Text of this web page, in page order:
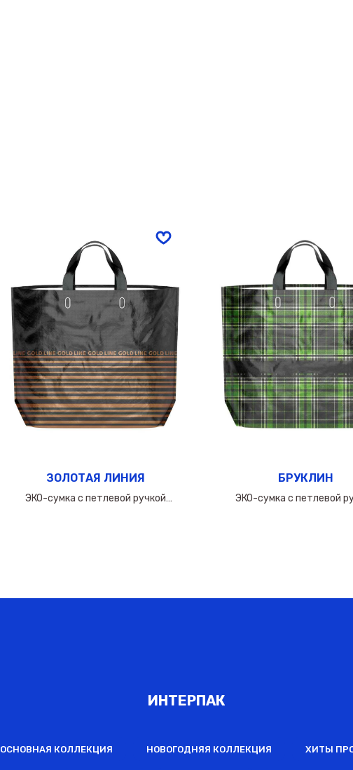
ЗОЛОТАЯ ЛИНИЯ
ЭКО-сумка с петлевой ручкой
БРУКЛИН
ЭКО-сумка с петлевой
ИНТЕРПАК
ОСНОВНАЯ КОЛЛЕКЦИЯ НОВОГОДНЯЯ КОЛЛЕКЦИЯ ХИТЫ